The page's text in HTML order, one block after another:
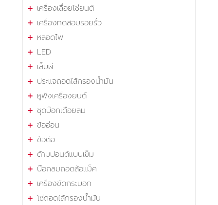
เครื่องเลื่อยโซ่ยนต์
เครื่องทดสอบรอยรั่ว
หลอดไฟ
LED
เล็บผี
ประแจถอดไส้กรองน้ำมัน
หูฟังเครื่องยนต์
ชุดบ๊อกเดือยลม
ข้ออ่อน
ข้อต่อ
ด้ามปอนด์แบบเข็ม
บ๊อกลมถอดล้อแม็ค
เครื่องขัดกระบอก
โซ่ถอดไส้กรองน้ำมัน